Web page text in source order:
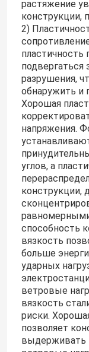
Монтажные
Монтажные
Струбцина
Струбцина
Набор
Держатель
Солнечный
растяжение
конструкции,
2)
пластичность
подвергаться
разрушения,
обнаружить и
Хорошая
напряжения.
углов, а
конструкции,
способность
вязкость
больше
ударных
ветровые
вязкость
риски.
позволяет
выдерживать